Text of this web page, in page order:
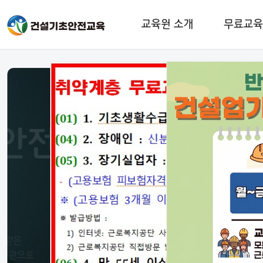
교육원 소개 무료교
쉽고빠른
당일 교육 신청
매일 월~토 교육이
가능한 스케줄이 준비됐는데 홈페